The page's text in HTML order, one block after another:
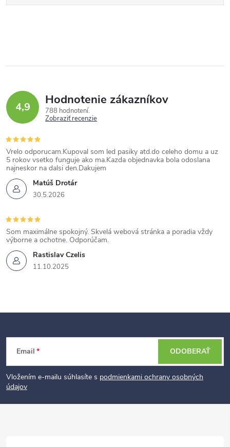
4,9 Hodnotenie zákazníkov
788 hodnotení
Zobraziť recenzie
Matúš Drotár
30.5.2026
Vrelo odporucam.Kupoval som led pasiky atd.do celeho domu a uz
5 rokov vsetko funguje ako ma.Kazda objednavka bola odoslana
najneskor na dalsi den.Dakujem
Rastislav Czelis
11.10.2025
Som maximálne spokojný. Skvelá webová stránka a poradia vždy
výborne a ochotne. Odporúčam.
t
Email
Vložením e-mailu súhlasíte s podmienkami ochrany osobných
údajov
ODOBERAŤ